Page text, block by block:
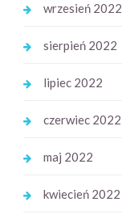
wrzesień 2022
sierpień 2022
lipiec 2022
czerwiec 2022
maj 2022
kwiecień 2022